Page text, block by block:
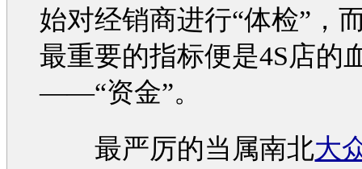
始对经销商进行“体检”，
最重要的指标便是4S店的
——“资金”。
最严厉的当属南北大